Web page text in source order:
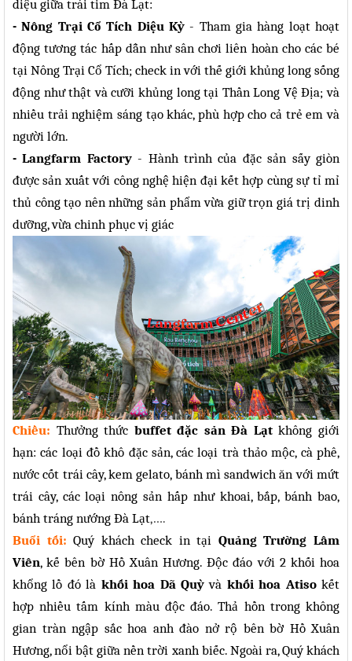
diệu giữa trái tim Đà Lạt:
- Nông Trại Cổ Tích Diệu Kỳ - Tham gia hàng loạt hoạt
động tương tác hấp dẫn như sân chơi liên hoàn cho các bé
tại Nông Trại Cổ Tích; check in với thế giới khủng long sống
động như thật và cưỡi khủng long tại Thần Long Vệ Địa; và
nhiều trải nghiệm sáng tạo khác, phù hợp cho cả trẻ em và
người lớn.
- Langfarm Factory- Hành trình của đặc sản sấy giòn
được sản xuất với công nghệ hiện đại kết hợp cùng sự tỉ mỉ
thủ công tạo nên những sản phẩm vừa giữ trọn giá trị dinh
dưỡng, vừa chinh phục vị giác
Chiều: Thưởng thức buffet đặc sản Đà Lạtkhông giới
hạn: các loại đồ khô đặc sản, các loại trà thảo mộc, cà phê,
nước cốt trái cây, kem gelato, bánh mì sandwich ăn với mứt
trái cây, các loại nông sản hấp như khoai, bắp, bánh bao,
bánh tráng nướng Đà Lạt,….
Buổi tối:Quý khách check in tại Quảng Trường Lâm
Viên, kế bên bờ Hồ Xuân Hương. Độc đáo với 2 khối hoa
khổng lồ đó là khối hoa Dã Quỳvà khối hoa Atisokết
hợp nhiều tấm kính màu độc đáo. Thả hồn trong không
gian tràn ngập sắc hoa anh đào nở rộ bên bờ Hồ Xuân
Hương, nổi bật giữa nền trời xanh biếc. Ngoài ra, Quý khách